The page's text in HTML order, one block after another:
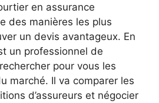
en assurance
des manières les plus
un devis avantageux. En
un professionnel de
pour vous les
marché. Il va comparer les
d’assureurs et négocier